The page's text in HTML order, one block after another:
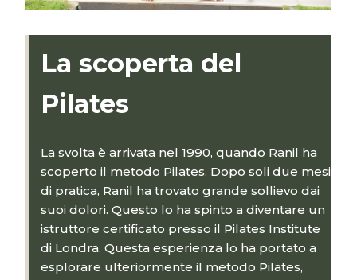
La scoperta del
Pilates
La svolta è arrivata nel 1990, quando Ranil ha
scoperto il metodo Pilates. Dopo soli due mesi
di pratica, Ranil ha trovato grande sollievo dai
suoi dolori. Questo lo ha spinto a diventare un
istruttore certificato presso il Pilates Institute
di Londra. Questa esperienza lo ha portato a
esplorare ulteriormente il metodo Pilates,